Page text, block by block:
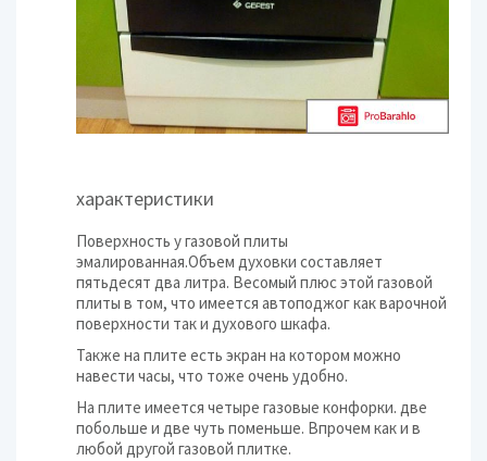
характеристики
Поверхность у газовой плиты
эмалированная.Объем духовки составляет
пятьдесят два литра. Весомый плюс этой газовой
плиты в том, что имеется автоподжог как варочной
поверхности так и духового шкафа.
Также на плите есть экран на котором можно
навести часы, что тоже очень удобно.
На плите имеется четыре газовые конфорки. две
побольше и две чуть поменьше. Впрочем как и в
любой другой газовой плитке.